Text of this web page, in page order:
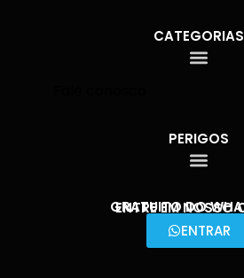
CATEGORIAS
PERIGOS
ENTRE EM NOSSO
GRATUITO DO
ENTRAR